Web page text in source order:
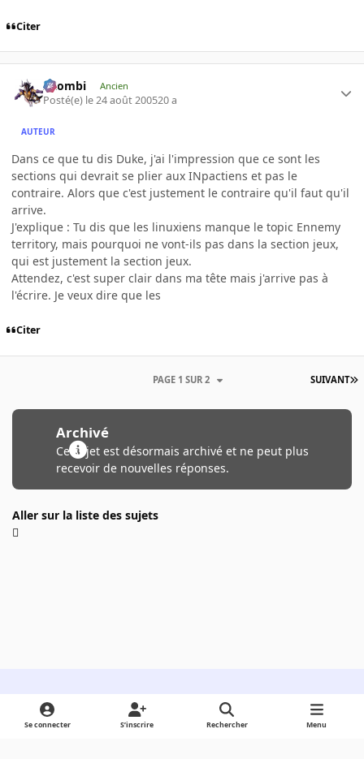
Citer
XZombi Ancien
Posté(e) le 24 août 200520 a
AUTEUR
Dans ce que tu dis Duke, j'ai l'impression que ce sont les
sections qui devrait se plier aux INpactiens et pas le
contraire. Alors que c'est justement le contraire qu'il faut qu'il
arrive.
J'explique : Tu dis que les linuxiens manque le topic Ennemy
territory, mais pourquoi ne vont-ils pas dans la section jeux,
qui est justement la section jeux.
Attendez, c'est super clair dans ma tête mais j'arrive pas à
l'écrire. Je veux dire que les
Citer
SUIVANT
PAGE 1 SUR 2
Archivé
Ce sujet est désormais archivé et ne peut plus
recevoir de nouvelles réponses.
Aller sur la liste des sujets
Light ModeDark ModeSystem Preference
Se connecter S’inscrire Rechercher Menu